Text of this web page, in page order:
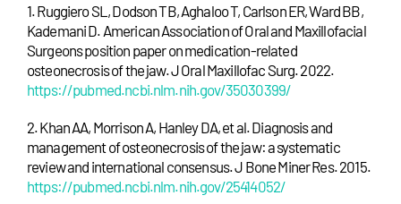
1. Ruggiero SL, Dodson TB, Aghaloo T, Carlson ER, Ward BB,
Kademani D. American Association of Oral and Maxillofacial
Surgeons position paper on medication-related
osteonecrosis of the jaw. J Oral Maxillofac Surg. 2022.
https://pubmed.ncbi.nlm.nih.gov/35030399/
2. Khan AA, Morrison A, Hanley DA, et al. Diagnosis and
management of osteonecrosis of the jaw: a systematic
review and international consensus. J Bone Miner Res. 2015.
https://pubmed.ncbi.nlm.nih.gov/25414052/